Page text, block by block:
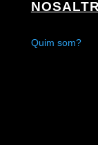
Quim som?